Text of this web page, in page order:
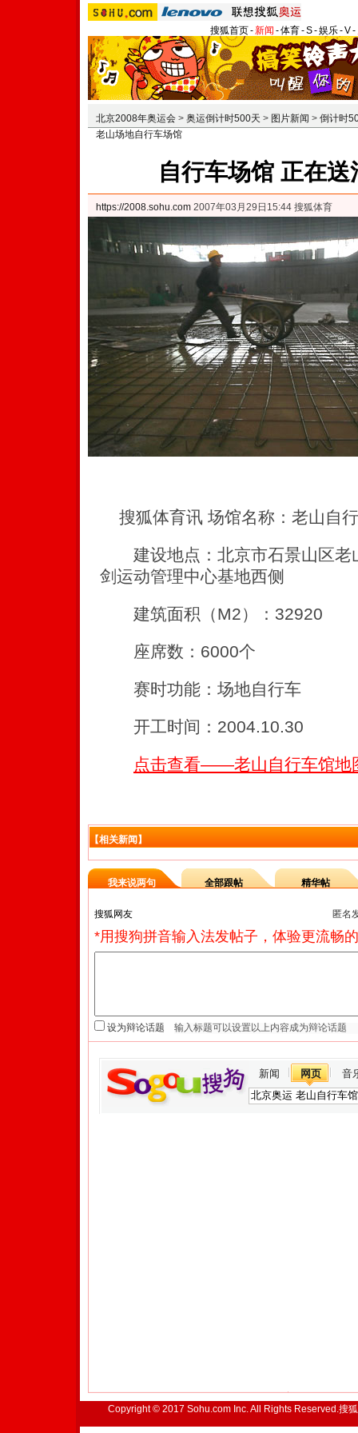
搜狐首页-新闻 -体育-S-娱乐-V-
北京2008年奥运会 > 奥运倒计时500天 > 图片新闻 > 倒计时
老山场地自行车场馆
自行车场馆 正在
https://2008.sohu.com 2007年03月29日15:44 搜狐体育
搜狐体育讯 场馆名称：老山自
建设地点：北京市石景山区老
剑运动管理中心基地西侧
建筑面积（M2）：32920
座席数：6000个
赛时功能：场地自行车
开工时间：2004.10.30
点击查看——老山自行车馆地
【相关新闻】
我来说两句 全部跟帖 精华帖
匿名
*用搜狗拼音输入法发帖子，体验更流畅
设为辩论话题
新闻 网页 音
Copyright © 2017 Sohu.com Inc. All Rights Reserved.搜